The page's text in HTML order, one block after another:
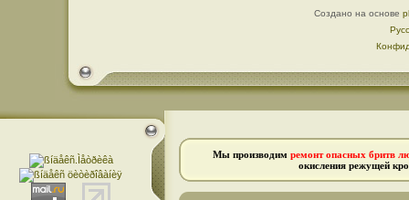
Создано на основе
Мы производим ремонт опасных бритв
окисления режущей